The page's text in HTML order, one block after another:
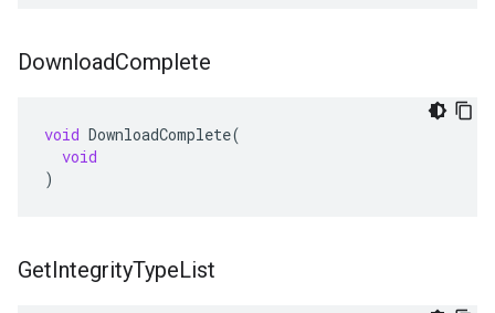
DownloadComplete
void DownloadComplete(
void
)
GetIntegrityTypeList